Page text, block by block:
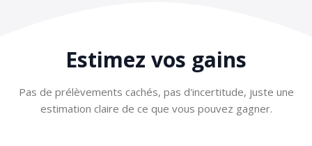
Estimez vos gains
Pas de prélèvements cachés, pas d'incertitude, juste une
estimation claire de ce que vous pouvez gagner.